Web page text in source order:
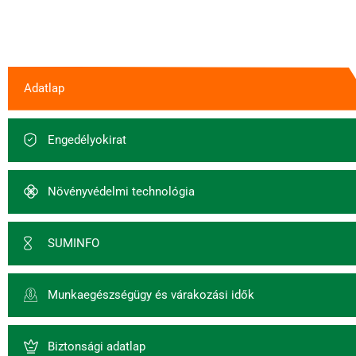
Adatlap
Engedélyokirat
Növényvédelmi technológia
SUMINFO
Munkaegészségügy és várakozási idők
Biztonsági adatlap